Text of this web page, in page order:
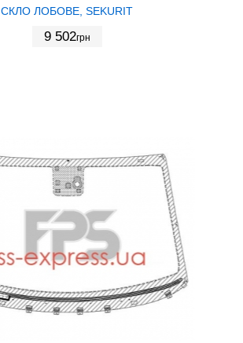
СКЛО ЛОБОВЕ, SEKURIT
9 502грн